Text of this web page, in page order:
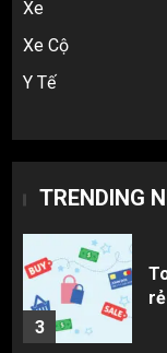
Xe
Xe Cộ
Y Tế
TRENDING
2
3
3